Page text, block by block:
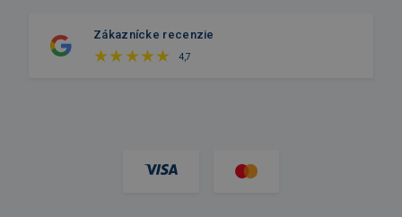
Zákaznícke recenzie
4,7